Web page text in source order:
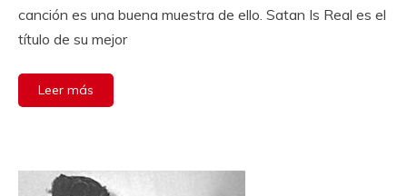
canción es una buena muestra de ello. Satan Is Real es el
título de su mejor
Leer más